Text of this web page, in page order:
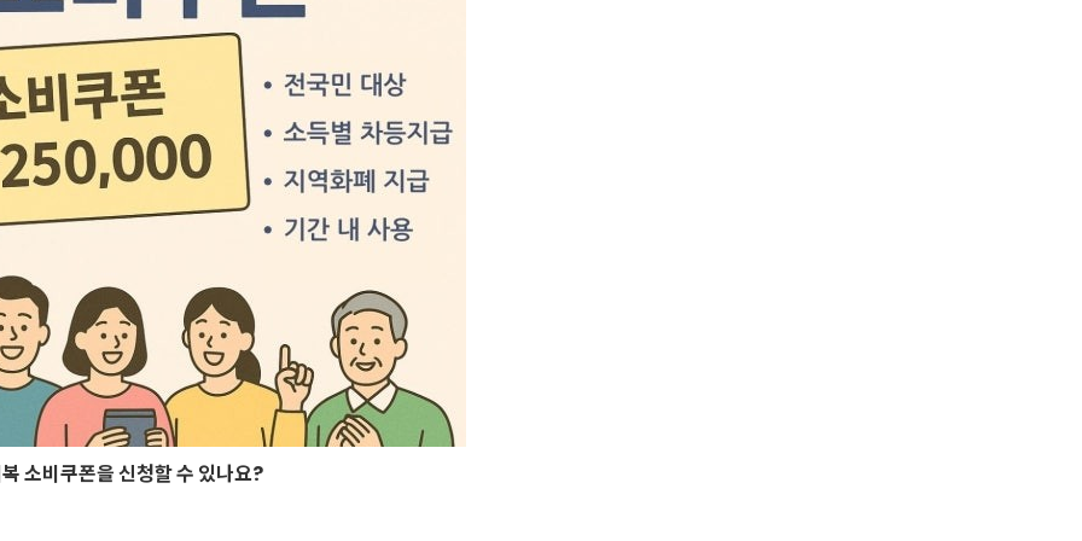
소비쿠폰을 신청할 수 있나요?